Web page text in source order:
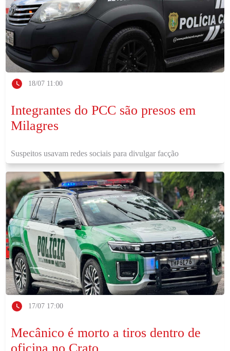
18/07 11:00
Integrantes do PCC são presos em
Milagres
Suspeitos usavam redes sociais para divulgar facção
17/07 17:00
Mecânico é morto a tiros dentro de